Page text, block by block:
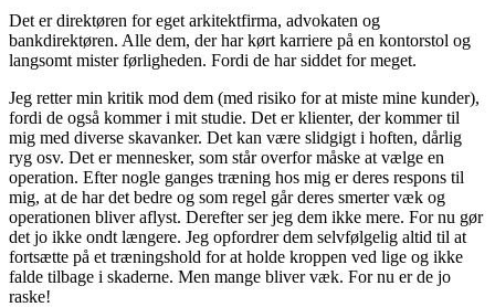
Det er direktøren for eget arkitektfirma, advokaten og
bankdirektøren. Alle dem, der har kørt karriere på en kontorstol og
langsomt mister førligheden. Fordi de har siddet for meget.
Jeg retter min kritik mod dem (med risiko for at miste mine kunder),
fordi de også kommer i mit studie. Det er klienter, der kommer til
mig med diverse skavanker. Det kan være slidgigt i hoften, dårlig
ryg osv. Det er mennesker, som står overfor måske at vælge en
operation. Efter nogle ganges træning hos mig er deres respons til
mig, at de har det bedre og som regel går deres smerter væk og
operationen bliver aflyst. Derefter ser jeg dem ikke mere. For nu gør
det jo ikke ondt længere. Jeg opfordrer dem selvfølgelig altid til at
fortsætte på et træningshold for at holde kroppen ved lige og ikke
falde tilbage i skaderne. Men mange bliver væk. For nu er de jo
raske!